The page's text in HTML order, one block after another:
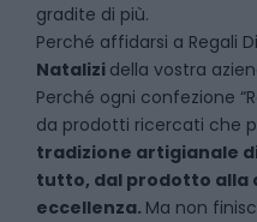
gradite di più.
Perché affidarsi a Regali
Natalizi della vostra
Perché ogni confezione
da prodotti ricercati che
tradizione artigianale
tutto, dal prodotto alla
eccellenza. Ma non